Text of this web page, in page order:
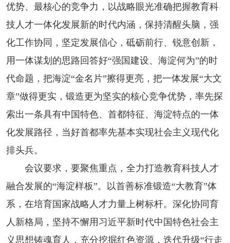
优势、最核心的竞争力，以战略眼光准确把握教育科
技人才一体化发展新的时代内涵，保持清醒头脑，强
化工作协同，坚定发展信心，砥砺前行、锐意创新，
用一体谋划的思路回答好“强国建设、海淀何为”的时
代命题，把海淀“金名片”擦得更亮，把一体发展“大文
章”做得更实，锻造更为坚实的核心竞争优势，率先探
索出一条具有中国特色、首都特征、海淀特点的一体
化发展路径，当好首都率先基本实现社会主义现代化
排头兵。
会议要求，要聚焦重点，全力打造教育科技人才
融合发展的“海淀样板”。以首善标准锻造“大教育”体
系，在培育国家战略人才力量上树标杆。深化协同育
人新格局，坚持不懈用习近平新时代中国特色社会主
义思想铸魂育人，充分挖掘红色资源，迭代升级“行走